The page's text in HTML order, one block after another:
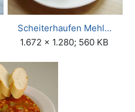
Scheiterhaufen Mehl…
1.672 × 1.280; 560 KB